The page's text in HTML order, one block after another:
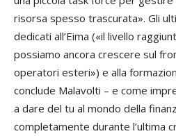
risorsa spesso trascurata». Gli
dedicati all’Eima («il livello
possiamo ancora crescere sul
operatori esteri») e alla
conclude Malavolti – e come
a dare del tu al mondo della
completamente durante l’ultima